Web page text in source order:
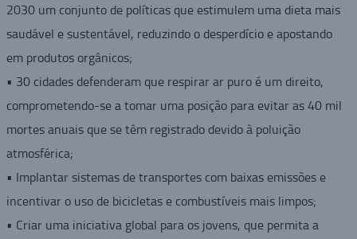
2030 um conjunto de políticas que estimulem uma dieta mais
saudável e sustentável, reduzindo o desperdício e apostando
em produtos orgânicos;
• 30 cidades defenderam que respirar ar puro é um direito,
comprometendo-se a tomar uma posição para evitar as 40 mil
mortes anuais que se têm registrado devido à poluição
atmosférica;
• Implantar sistemas de transportes com baixas emissões e
incentivar o uso de bicicletas e combustíveis mais limpos;
• Criar uma iniciativa global para os jovens, que permita a